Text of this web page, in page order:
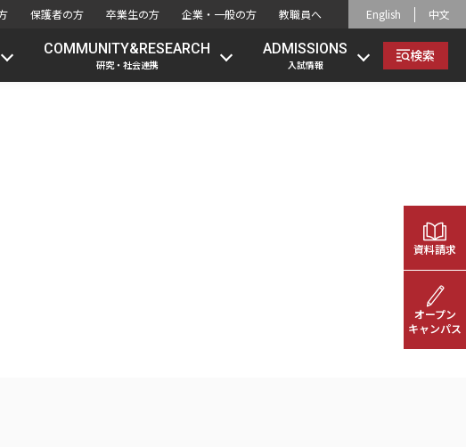
保護者の方 卒業生の方 企業・一般の方 教職員へ English 中文
COMMUNITY&RESEARCH
研究・社会連携
ADMISSIONS
入試情報
検索
資料請求
オープン
キャンパス